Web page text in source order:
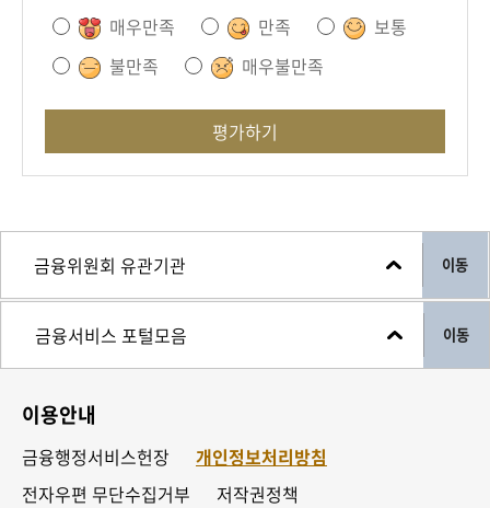
매우만족
만족
보통
불만족
매우불만족
평가하기
이동
이동
이용안내
금융행정서비스헌장
개인정보처리방침
전자우편 무단수집거부
저작권정책